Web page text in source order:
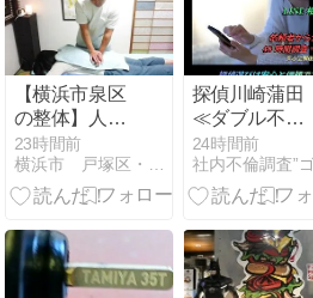
８円」を買い
ました！
【横浜市泉区
の整体】人生
の「無敵タイ
ム」に気をつ
けたい！養生
齢ごとの身体
の変化と予防
整体｜点心整
23時間前
横浜市 戸塚区・泉区 点心整体のブログ
探偵川崎蒲田
≪ダブル不倫
調査≫離婚慰
謝料・不貞行
為証拠集めゴ
所・有責配偶
者一方的離婚
別居2026年8
24時間前